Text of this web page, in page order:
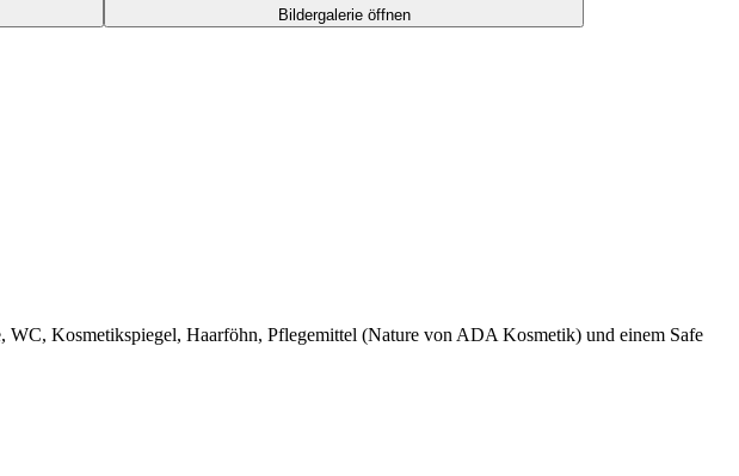
Bildergalerie öffnen
Kosmetikspiegel, Haarföhn, Pflegemittel (Nature von ADA Kosmetik) und einem Safe